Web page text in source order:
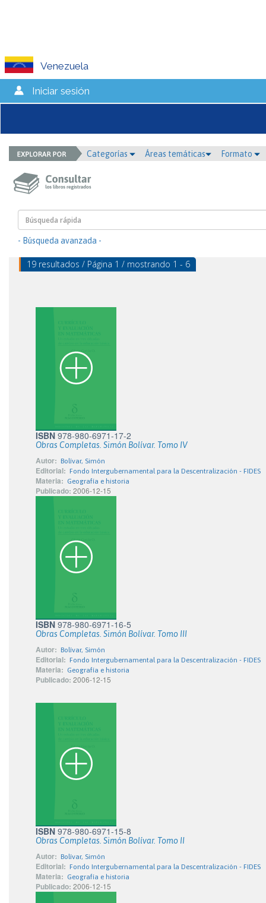
Venezuela
Iniciar sesión
Categorías Áreas temáticas Formato
- Búsqueda avanzada -
19 resultados / Página 1 / mostrando 1 - 6
ISBN 978-980-6971-17-2
Obras Completas. Simón Bolívar. Tomo IV
Autor: Bolívar, Simón
Editorial: Fondo Intergubernamental para la Descentralización - FIDES
Materia: Geografía e historia
Publicado: 2006-12-15
ISBN 978-980-6971-16-5
Obras Completas. Simón Bolívar. Tomo III
Autor: Bolívar, Simón
Editorial: Fondo Intergubernamental para la Descentralización - FIDES
Materia: Geografía e historia
Publicado: 2006-12-15
ISBN 978-980-6971-15-8
Obras Completas. Simón Bolívar. Tomo II
Autor: Bolívar, Simón
Editorial: Fondo Intergubernamental para la Descentralización - FIDES
Materia: Geografía e historia
Publicado: 2006-12-15